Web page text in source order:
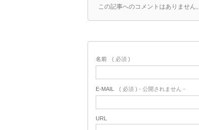
この記事へのコメントはありません。
名前 ( 必須 )
E-MAIL ( 必須 ) - 公開されません -
URL